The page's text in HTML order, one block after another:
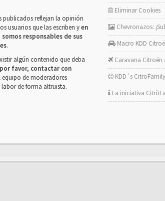
publicados reflejan la opinión
usuarios que las escriben yen
somos responsables de sus
.
algún contenido que deba
por favor, contactar con
equipo de moderadores
labor de forma altruista.
Eliminar Cookies
Chevronazos:
Macro KDD
Caravana Citroën
KDD´s CitröFamily
La iniciativa